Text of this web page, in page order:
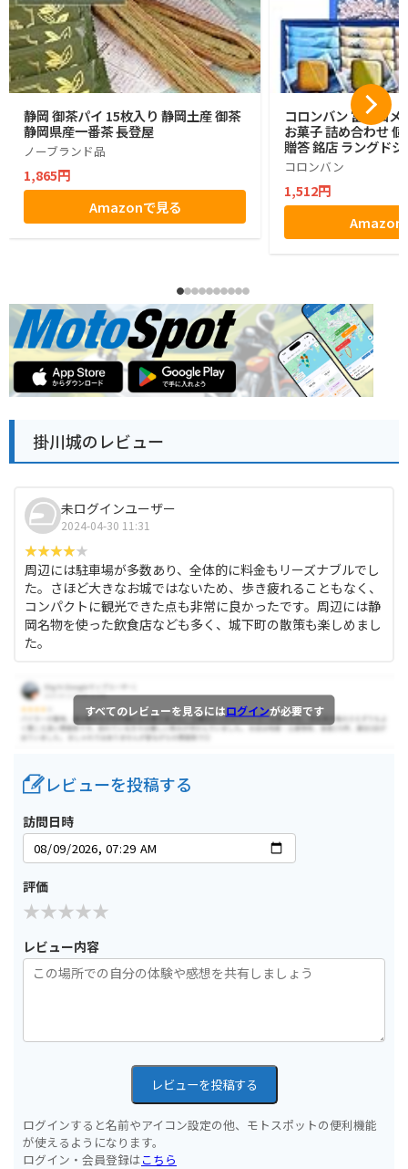
静岡 御茶パイ 15枚入り 静岡土産 御茶
静岡県産一番茶 長登屋
ノーブランド品
1,865円
Amazonで見る
コロンバン 富士山メ
お菓子 詰め合わせ
贈答 銘店 ラングド
コロンバン
1,512円
Amazon
掛川城のレビュー
未ログインユーザー
2024-04-30 11:31
周辺には駐車場が多数あり、全体的に料金もリーズナブルでし
た。さほど大きなお城ではないため、歩き疲れることもなく、
コンパクトに観光できた点も非常に良かったです。周辺には静
岡名物を使った飲食店なども多く、城下町の散策も楽しめまし
た。
すべてのレビューを見るにはログインが必要です
レビューを投稿する
訪問日時
評価
レビュー内容
レビューを投稿する
ログインすると名前やアイコン設定の他、モトスポットの便利機能
が使えるようになります。
ログイン・会員登録はこちら